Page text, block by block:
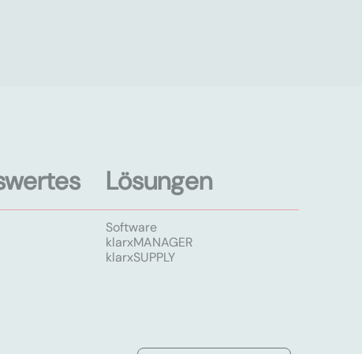
Lösungen
Software
klarxMANAGER
klarxSUPPLY